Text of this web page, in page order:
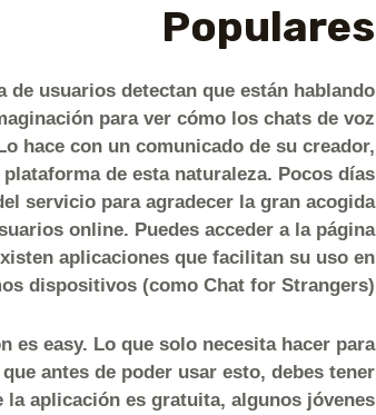
Populares
usuarios detectan que están hablando
para ver cómo los chats de voz
hace con un comunicado de su creador,
de esta naturaleza. Pocos días
servicio para agradecer la gran acogida
online. Puedes acceder a la página
aplicaciones que facilitan su uso en
dispositivos (como Chat for Strangers).
easy. Lo que solo necesita hacer para
antes de poder usar esto, debes tener
la aplicación es gratuita, algunos jóvenes